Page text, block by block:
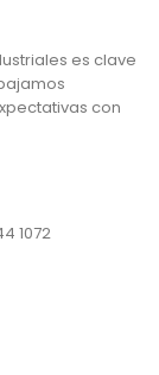
es clave
con
1072